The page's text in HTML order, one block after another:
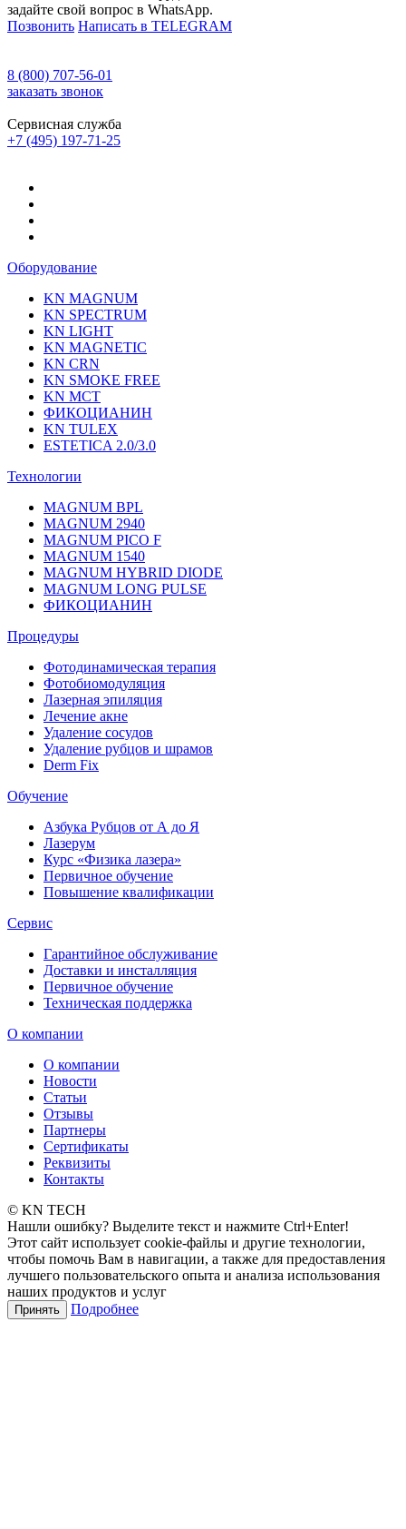
задайте свой вопрос в WhatsApp.
Позвонить Написать в TELEGRAM
8 (800) 707-56-01
заказать звонок
Сервисная служба
+7 (495) 197-71-25
Оборудование
KN MAGNUM
KN SPECTRUM
KN LIGHT
KN MAGNETIC
KN CRN
KN SMOKE FREE
KN MCT
ФИКОЦИАНИН
KN TULEX
ESTETICA 2.0/3.0
Технологии
MAGNUM BPL
MAGNUM 2940
MAGNUM PICO F
MAGNUM 1540
MAGNUM HYBRID DIODE
MAGNUM LONG PULSE
ФИКОЦИАНИН
Процедуры
Фотодинамическая терапия
Фотобиомодуляция
Лазерная эпиляция
Лечение акне
Удаление сосудов
Удаление рубцов и шрамов
Derm Fix
Обучение
Азбука Рубцов от А до Я
Лазерум
Курс «Физика лазера»
Первичное обучение
Повышение квалификации
Сервис
Гарантийное обслуживание
Доставки и инсталляция
Первичное обучение
Техническая поддержка
О компании
О компании
Новости
Статьи
Отзывы
Партнеры
Сертификаты
Реквизиты
Контакты
© KN TECH
Нашли ошибку? Выделите текст и нажмите Ctrl+Enter!
Этот сайт использует cookie-файлы и другие технологии,
чтобы помочь Вам в навигации, а также для предоставления
лучшего пользовательского опыта и анализа использования
наших продуктов и услуг
Принять Подробнее